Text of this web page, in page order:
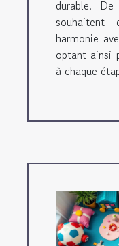
durable.
harmonie
optant ainsi
à chaque